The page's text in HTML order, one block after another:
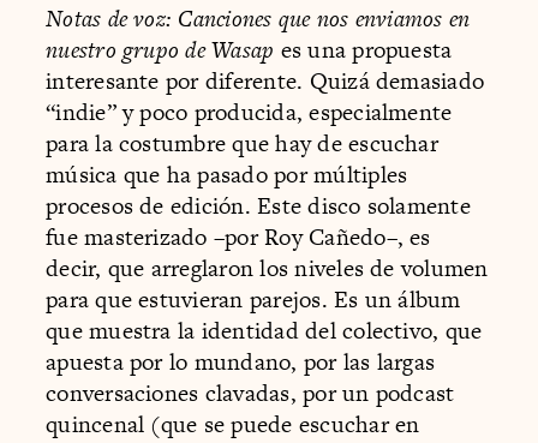
Notas de voz: Canciones que nos enviamos en
nuestro grupo de Wasap es una propuesta
interesante por diferente. Quizá demasiado
“indie” y poco producida, especialmente
para la costumbre que hay de escuchar
música que ha pasado por múltiples
procesos de edición. Este disco solamente
fue masterizado –por Roy Cañedo–, es
decir, que arreglaron los niveles de volumen
para que estuvieran parejos. Es un álbum
que muestra la identidad del colectivo, que
apuesta por lo mundano, por las largas
conversaciones clavadas, por un podcast
quincenal (que se puede escuchar en